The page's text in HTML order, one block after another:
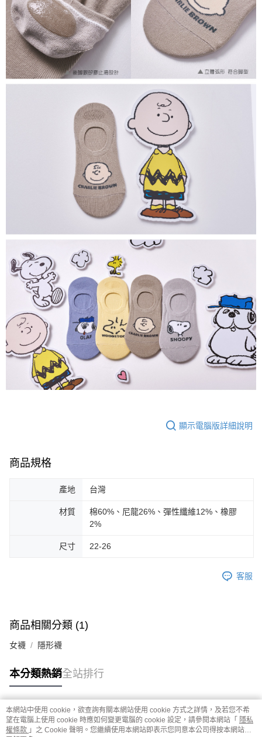
顯示電腦版詳細說明
商品規格
產地 台灣
材質
棉60%、尼龍26%、彈性纖維12%、橡膠
2%
尺寸 22-26
客服
商品相關分類 (1)
女襪 隱形襪
本分類熱銷全站排行
熱門標籤
本網站中使用 cookie，欲查詢有關本網站使用 cookie 方式之詳情，及若您不希
望在電腦上使用 cookie 時應如何變更電腦的 cookie 設定，請參閱本網站「 隱私
權條款 」之 Cookie 聲明。您繼續使用本網站即表示您同意本公司得按本網站使